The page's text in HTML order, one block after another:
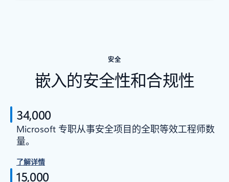
安全
嵌入的安全性和合规性
34,000
Microsoft 专职从事安全项目的全职等效工程师数
量。
了解详情
15,000